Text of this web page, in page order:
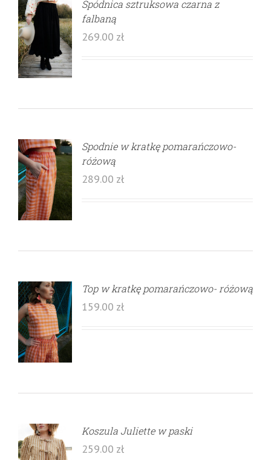
Spódnica sztruksowa czarna z
falbaną
269.00 zł
Spodnie w kratkę pomarańczowo-
różową
289.00 zł
Top w kratkę pomarańczowo- różową
159.00 zł
Koszula Juliette w paski
259.00 zł